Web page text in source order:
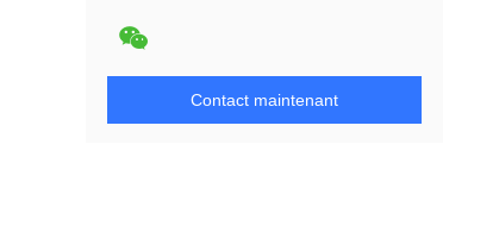
Contact maintenant